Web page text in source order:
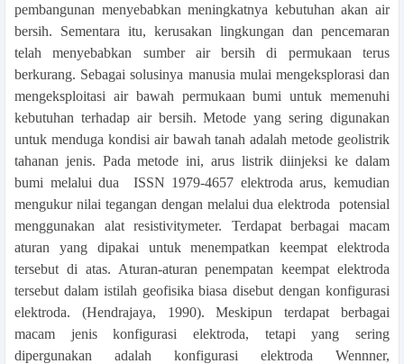
pembangunan menyebabkan meningkatnya kebutuhan akan air
bersih. Sementara itu, kerusakan lingkungan dan pencemaran
telahmenyebabkan sumber air bersih di permukaan terus
berkurang. Sebagai solusinya manusia mulai mengeksplorasi dan
mengeksploitasi air bawah permukaan bumi untuk memenuhi
kebutuhan terhadap air bersih.Metode yang sering digunakan
untuk menduga kondisi air bawah tanah adalah metode geolistrik
tahanan jenis. Pada metode ini, arus listrik diinjeksi ke dalam
bumi melalui dua ISSN 1979-4657 elektroda arus, kemudian
mengukur nilai tegangan dengan melalui dua elektroda potensial
menggunakan alat resistivitymeter. Terdapat berbagai macam
aturan yang dipakai untuk menempatkan keempat elektroda
tersebut di atas. Aturan-aturanpenempatan keempat elektroda
tersebut dalam istilah geofisika biasa disebut dengan konfigurasi
elektroda. (Hendrajaya, 1990). Meskipun terdapat berbagai
macam jeniskonfigurasi elektroda, tetapi yang sering
dipergunakan adalah konfigurasi elektroda Wennner,